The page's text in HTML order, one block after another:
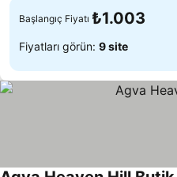
Başlangıç Fiyatı ₺1.003
Fiyatları görün: 9 site